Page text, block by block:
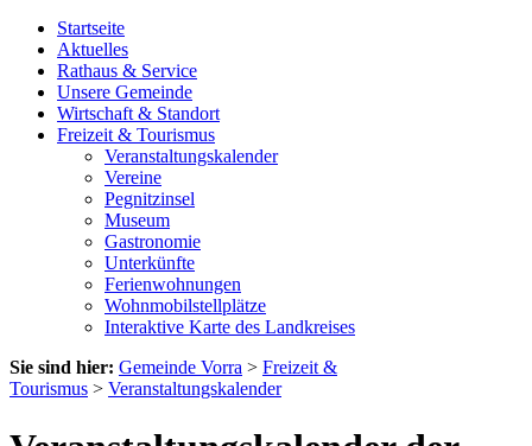
Startseite
Aktuelles
Rathaus & Service
Unsere Gemeinde
Wirtschaft & Standort
Freizeit & Tourismus
Veranstaltungskalender
Vereine
Pegnitzinsel
Museum
Gastronomie
Unterkünfte
Ferienwohnungen
Wohnmobilstellplätze
Interaktive Karte des Landkreises
Sie sind hier: Gemeinde Vorra > Freizeit &
Tourismus > Veranstaltungskalender